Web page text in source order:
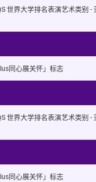
世界大学排名表演艺术类别 -
同心展关怀」标志
世界大学排名表演艺术类别 -
同心展关怀」标志